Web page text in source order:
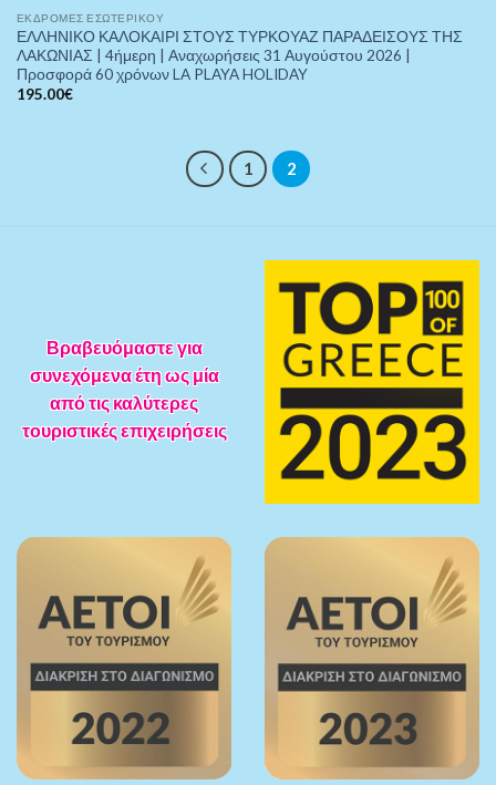
ΕΚΔΡΟΜΈΣ ΕΣΩΤΕΡΙΚΟΎ
ΕΛΛΗΝΙΚΟ ΚΑΛΟΚΑΙΡΙ ΣΤΟΥΣ ΤΥΡΚΟΥΑΖ ΠΑΡΑΔΕΙΣΟΥΣ ΤΗΣ
ΛΑΚΩΝΙΑΣ | 4ήμερη | Αναχωρήσεις 31 Αυγούστου 2026 |
Προσφορά 60 χρόνων LA PLAYA HOLIDAY
195.00€
1 2
Βραβευόμαστε για
συνεχόμενα έτη ως μία
από τις καλύτερες
τουριστικές επιχειρήσεις